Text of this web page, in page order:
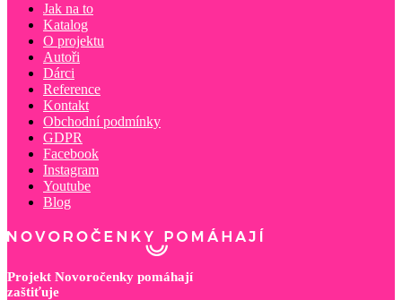
Jak na to
Katalog
O projektu
Autoři
Dárci
Reference
Kontakt
Obchodní podmínky
GDPR
Facebook
Instagram
Youtube
Blog
Projekt Novoročenky pomáhají
zaštiťuje